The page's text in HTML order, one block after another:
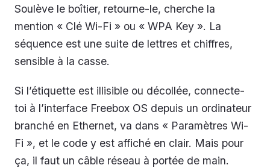
Soulève le boîtier, retourne-le, cherche la
mention « Clé Wi-Fi » ou « WPA Key ». La
séquence est une suite de lettres et chiffres,
sensible à la casse.
Si l’étiquette est illisible ou décollée, connecte-
toi à l’interface Freebox OS depuis un ordinateur
branché en Ethernet, va dans « Paramètres Wi-
Fi », et le code y est affiché en clair. Mais pour
ça, il faut un câble réseau à portée de main.